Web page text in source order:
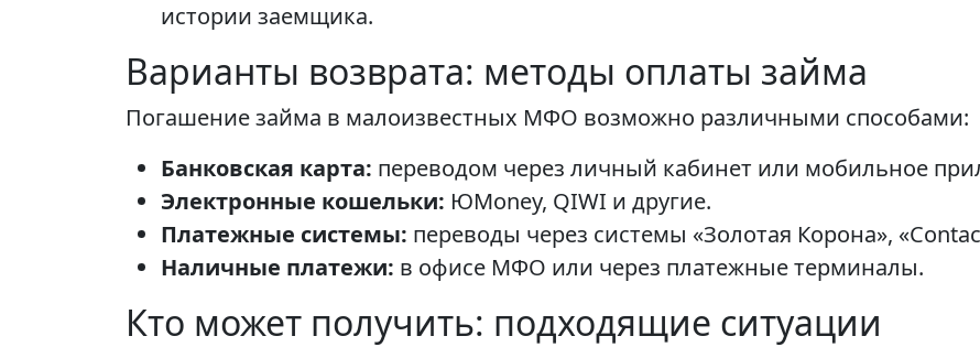
истории заемщика.
Варианты возврата: методы оплаты займа
Погашение займа в малоизвестных МФО возможно различными способами:
Банковская карта: переводом через личный кабинет или мобильное
Электронные кошельки: ЮMoney, QIWI и другие.
Платежные системы: переводы через системы «Золотая Корона»,
Наличные платежи: в офисе МФО или через платежные терминалы.
Кто может получить: подходящие ситуации